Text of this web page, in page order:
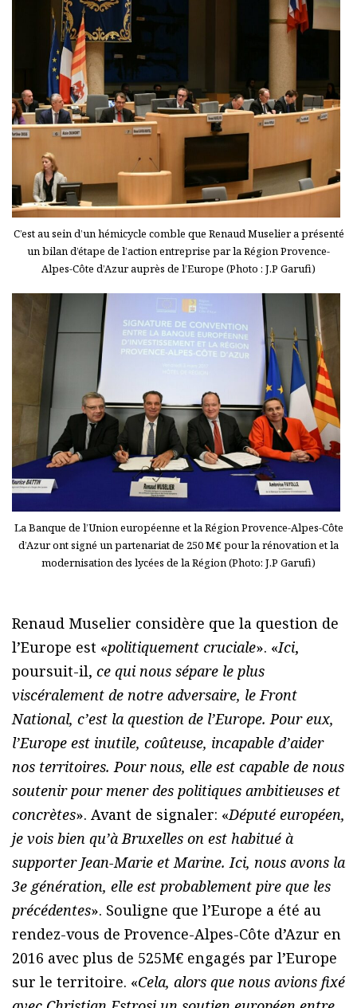
C’est au sein d’un hémicycle comble que Renaud Muselier a présenté
un bilan d’étape de l’action entreprise par la Région Provence-
Alpes-Côte d’Azur auprès de l’Europe (Photo : J.P Garufi)
La Banque de l’Union européenne et la Région Provence-Alpes-Côte
d’Azur ont signé un partenariat de 250 M€ pour la rénovation et la
modernisation des lycées de la Région (Photo: J.P Garufi)
Renaud Muselier considère que la question de
l’Europe est «politiquement cruciale». «Ici,
poursuit-il, ce qui nous sépare le plus
viscéralement de notre adversaire, le Front
National, c’est la question de l’Europe. Pour eux,
l’Europe est inutile, coûteuse, incapable d’aider
nos territoires. Pour nous, elle est capable de nous
soutenir pour mener des politiques ambitieuses et
concrètes». Avant de signaler: «Député européen,
je vois bien qu’à Bruxelles on est habitué à
supporter Jean-Marie et Marine. Ici, nous avons la
3e génération, elle est probablement pire que les
précédentes». Souligne que l’Europe a été au
rendez-vous de Provence-Alpes-Côte d’Azur en
2016 avec plus de 525M€ engagés par l’Europe
sur le territoire. «Cela, alors que nous avions fixé